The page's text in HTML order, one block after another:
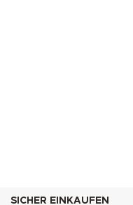
SICHER EINKAUFEN